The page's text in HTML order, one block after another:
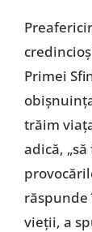
Primei
trăim
adică,
vieții, a